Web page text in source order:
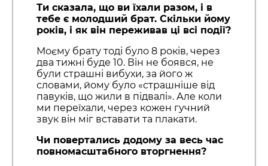
Ти сказала, що ви їхали разом, і в
тебе є молодший брат. Скільки йому
років, і як він переживав ці всі події?
Моєму брату тоді було 8 років, через
два тижні буде 10. Він не боявся, не
були страшні вибухи, за його ж
словами, йому було «страшніше від
павуків, що жили в підвалі». Але коли
ми переїхали, через кожен гучний
звук він міг вставати та плакати.
Чи повертались додому за весь час
повномасштабного вторгнення?